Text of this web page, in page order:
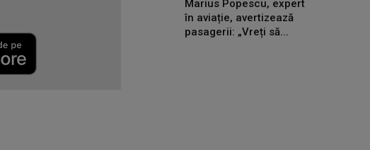
Marius Popescu, expert
în aviație, avertizează
pasagerii: „Vreți să...